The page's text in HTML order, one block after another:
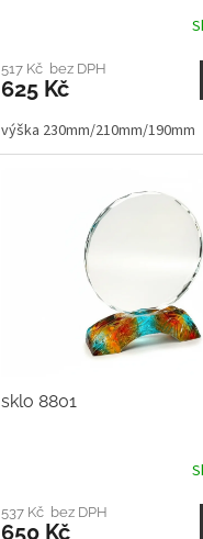
517 Kč bez DPH
625 Kč
výška 230mm/210mm/190mm
sklo 8801
537 Kč bez DPH
650 Kč